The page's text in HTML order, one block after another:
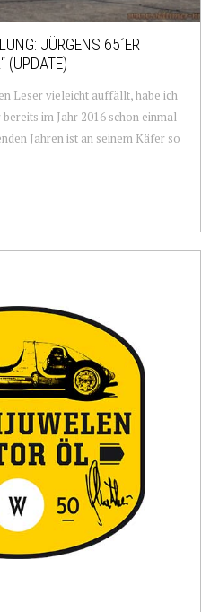
JÜRGENS 65´ER
(UPDATE)
Leser vieleicht auffällt, habe ich
im Jahr 2016 schon einmal
Jahren ist an seinem Käfer so